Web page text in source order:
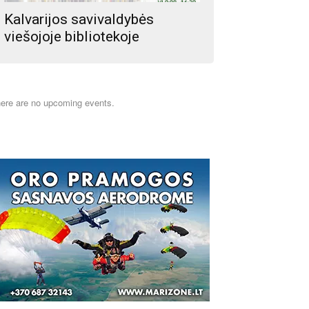
Kalvarijos savivaldybės
viešojoje bibliotekoje
are no upcoming events.